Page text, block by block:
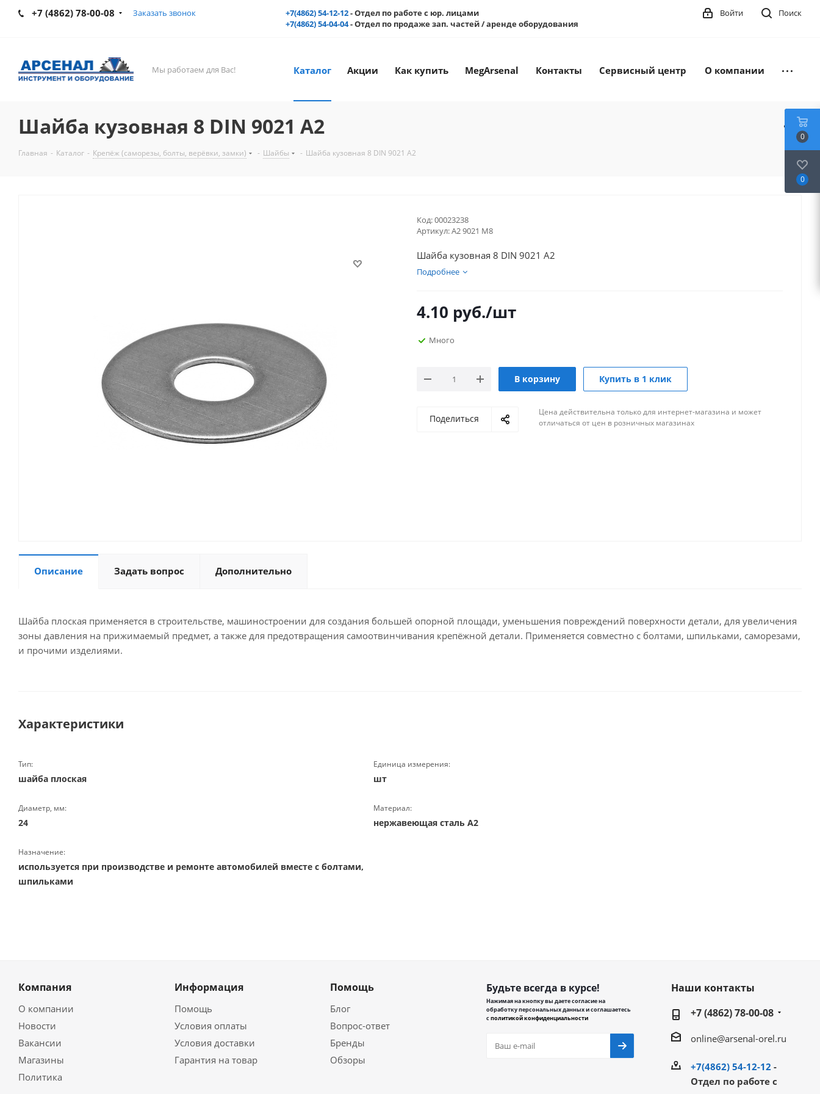
+7 (4862) 78-00-08 Заказать звонок +7(4862) 54-12-12- Отдел по работе с юр. лицами
+7(4862) 54-04-04- Отдел по продаже зап. частей / аренде оборудования
Поиск
Войти
Мы работаем для Вас! Каталог Акции Как купить MegArsenal Контакты Сервисный центр О компании
Шайба кузовная 8 DIN 9021 А2
Главная - Каталог - Крепёж (саморезы, болты, верёвки, замки) - Шайбы - Шайба кузовная 8 DIN 9021 А2
Код:00023238
Артикул:А2 9021 М8
Шайба кузовная 8 DIN 9021 А2
Подробнее
4.10 руб./шт
Много
В корзину Купить в 1 клик
Поделиться
Цена действительна только для интернет-магазина и может
отличаться от цен в розничных магазинах
Описание Задать вопрос Дополнительно
Шайба плоская применяется в строительстве, машиностроении для создания б́ольшей опорной площади, уменьшения повреждений поверхности детали, для увеличения
зоны давления на прижимаемый предмет, а также для предотвращения самоотвинчивания крепёжной детали. Применяется совместно с болтами, шпильками, саморезами,
и прочими изделиями.
Характеристики
Тип:
шайба плоская
Единица измерения:
шт
Диаметр, мм:
24
Материал:
нержавеющая сталь А2
Назначение:
используется при производстве и ремонте автомобилей вместе с болтами,
шпильками
Компания
О компании
Новости
Вакансии
Магазины
Политика
Информация
Помощь
Условия оплаты
Условия доставки
Гарантия на товар
Помощь
Блог
Вопрос-ответ
Бренды
Обзоры
Будьте всегда в курсе!
Нажимая на кнопку вы даете согласие на
обработку персональных данных и соглашаетесь
сполитикой конфиденциальности
Наши контакты
+7 (4862) 78-00-08
online@arsenal-orel.ru
+7(4862) 54-12-12 -
Отдел по работе с
0
0